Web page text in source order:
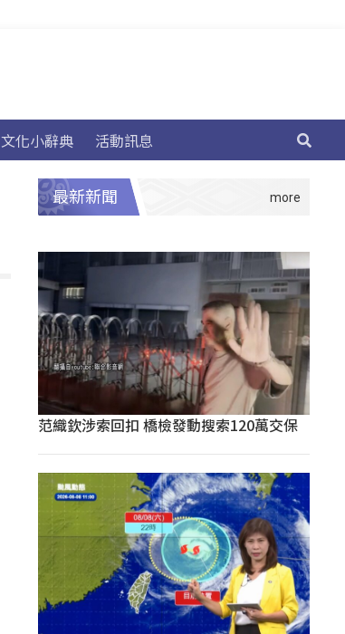
文化小辭典 活動訊息
最新新聞
范織欽涉索回扣 橋檢發動搜索120萬交保